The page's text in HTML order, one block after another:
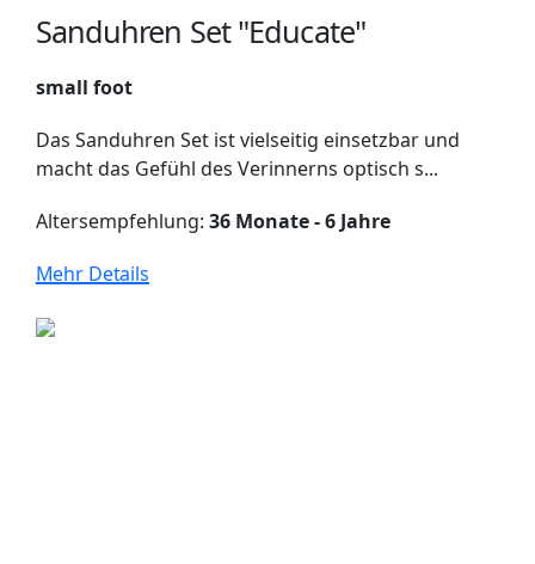
Sanduhren Set "Educate"
small foot
Das Sanduhren Set ist vielseitig einsetzbar und
macht das Gefühl des Verinnerns optisch s...
Altersempfehlung: 36 Monate - 6 Jahre
Mehr Details